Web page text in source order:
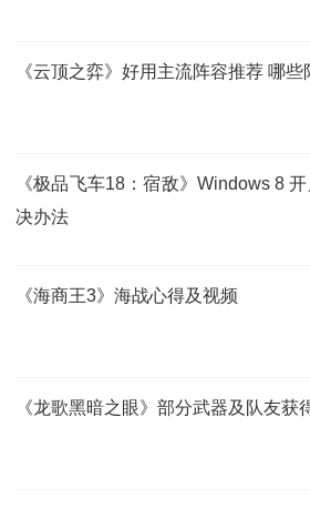
《云顶之弈》好用主流阵容推荐 哪些
《极品飞车18：宿敌》Windows 8
决办法
《海商王3》海战心得及视频
《龙歌黑暗之眼》部分武器及队友获